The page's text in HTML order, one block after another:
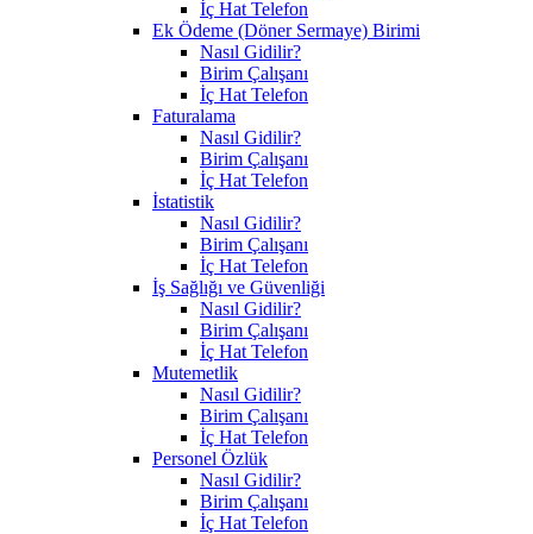
İç Hat Telefon
Ek Ödeme (Döner Sermaye) Birimi
Nasıl Gidilir?
Birim Çalışanı
İç Hat Telefon
Faturalama
Nasıl Gidilir?
Birim Çalışanı
İç Hat Telefon
İstatistik
Nasıl Gidilir?
Birim Çalışanı
İç Hat Telefon
İş Sağlığı ve Güvenliği
Nasıl Gidilir?
Birim Çalışanı
İç Hat Telefon
Mutemetlik
Nasıl Gidilir?
Birim Çalışanı
İç Hat Telefon
Personel Özlük
Nasıl Gidilir?
Birim Çalışanı
İç Hat Telefon